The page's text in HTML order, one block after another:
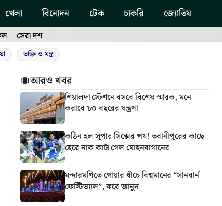
খেলা বিনোদন টেক চাকরি জ্যোতিষ
সেরা দশ
ভক্তি ও মন্ত্র
আরও খবর
শিয়ালদা স্টেশনে বসবে বিশেষ স্মারক, মনে
করাবে ৮০ বছরের যন্ত্রণা
কঠিন হল সুপার সিক্সের পথ! ভবানীপুরের কাছে
হেরে নাক কাটা গেল মোহনবাগানের
মন্দারমণিতে গোয়ার ধাঁচে বিশ্বমানের “সানবার্ন
ফেস্টিভ্যাল”, কবে জানুন